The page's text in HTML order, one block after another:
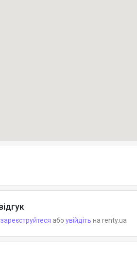
зареєструйтеся або увійдіть на renty.ua